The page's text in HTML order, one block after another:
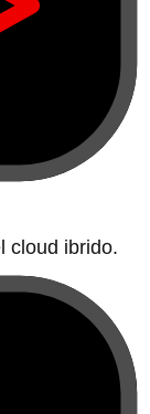
cloud ibrido.